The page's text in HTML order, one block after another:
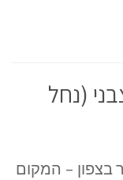
(נחל
בצפון – המקום